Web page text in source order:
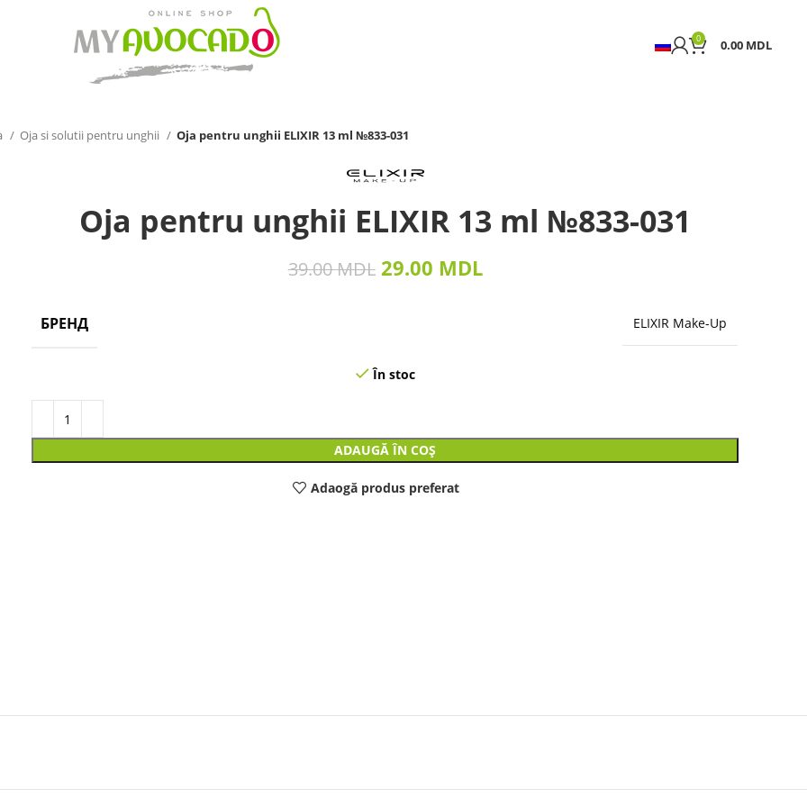
0 0.00 MDL
Oja si solutii pentru unghii Oja pentru unghii ELIXIR 13 ml №833-031
Oja pentru unghii ELIXIR 13 ml №833-031
39.00MDL 29.00 MDL
БРЕНД ELIXIR Make-Up
În stoc
ADAUGĂ ÎN COȘ
Adaogă produs preferat